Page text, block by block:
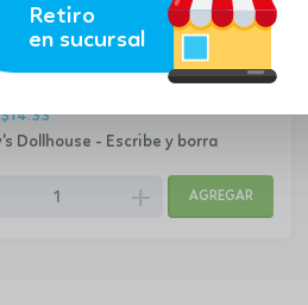
Retiro
en sucursal
Dollhouse - Escribe y borra
$14.33
add AGREGAR